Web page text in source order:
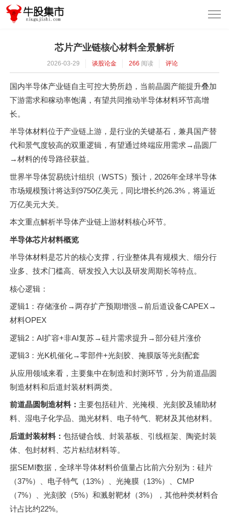
芯片产业链核心材料全景解析
2026-03-29 谈股论金 266 阅读 评论
国内半导体产业链自主可控大势所趋，当前晶圆产能提升叠加
下游需求和稼动率饱满，有望共同推动半导体材料环节高增
长。
半导体材料位于产业链上游，是行业的关键基石，兼具国产替
代和景气度较高的双重逻辑，有望通过终端应用需求→晶圆厂
→材料的传导路径获益。
世界半导体贸易统计组织（WSTS）预计，2026年全球半导体
市场规模预计将达到9750亿美元，同比增长约26.3%，将逼近
万亿美元大关。
本文重点解析半导体产业链上游材料核心环节。
半导体芯片材料概览
半导体材料是芯片的核心支撑，行业整体具有规模大、细分行
业多、技术门槛高、研发投入大以及研发周期长等特点。
核心逻辑：
逻辑1：存储涨价→两存扩产预期增强→前后道设备CAPEX→
材料OPEX
逻辑2：AI扩容+非AI复苏→硅片需求提升→部分硅片涨价
逻辑3：光K机催化→零部件+光刻胶、掩膜版等光刻配套
从应用领域来看，主要集中在制造和封测环节，分为前道晶圆
制造材料和后道封装材料两类。
前道晶圆制造材料： 主要包括硅片、光掩模、光刻胶及辅助材
料、湿电子化学品、抛光材料、电子特气、靶材及其他材料。
后道封装材料： 包括键合线、封装基板、引线框架、陶瓷封装
体、包封材料、芯片粘结材料等。
据SEMI数据，全球半导体材料价值量占比前六分别为：硅片
（37%）、电子特气（13%）、光掩膜（13%）、CMP
（7%）、光刻胶（5%）和溅射靶材（3%），其他种类材料合
计占比约22%。